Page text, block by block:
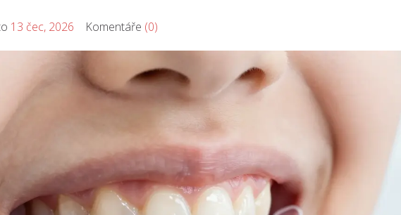
13 čec, 2026 Komentáře (0)